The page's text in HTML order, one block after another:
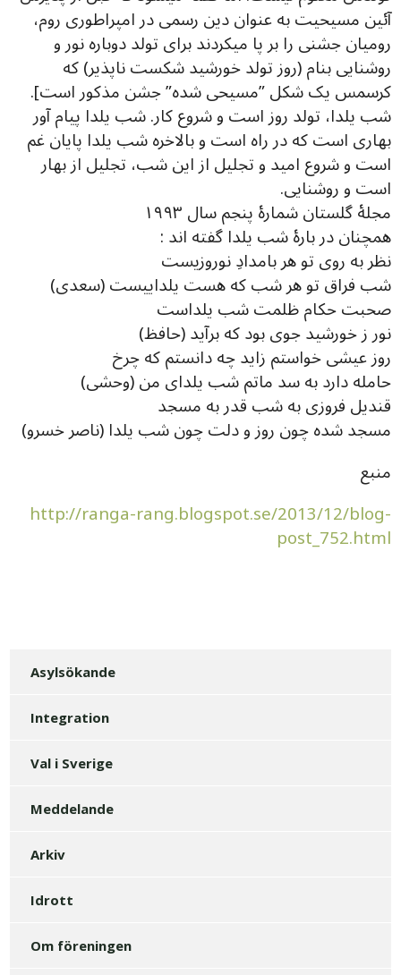
آئین مسیحیت به عنوان دین رسمی در امپراطوری روم،
رومیان جشنی را بر پا میکردند برای تولد دوباره نور و
روشنایی بنام (روز تولد خورشید شکست ناپذیر) که
کرسمس یک شکل ”مسیحی شده” جشن مذکور است].
شب یلدا، تولد روز است و شروع کار. شب یلدا پیام آور
بهاری است که در راه است و بالاخره شب یلدا پایان غم
است و شروع امید و تجلیل از این شب، تجلیل از بهار
است و روشنایی.
مجلۀ گلستان شمارۀ پنجم سال ١٩٩٣
همچنان در بارۀ شب یلدا گفته اند :
نظر به روی تو هر بامدادِ نوروزیست
شب فراق تو هر شب که هست یلداییست (سعدی)
صحبت حکام ظلمت شب یلداست
نور ز خورشید جوی بود که برآید (حافظ)
روز عیشی خواستم زاید چه دانستم که چرخ
حامله دارد به سد ماتم شب یلدای من (وحشی)
قندیل فروزی به شب قدر به مسجد
مسجد شده چون روز و دلت چون شب یلدا (ناصر خسرو)
منبع
http://ranga-rang.blogspot.se/2013/12/blog-
post_752.html
Asylsökande
Integration
Val i Sverige
Meddelande
Arkiv
Idrott
Om föreningen